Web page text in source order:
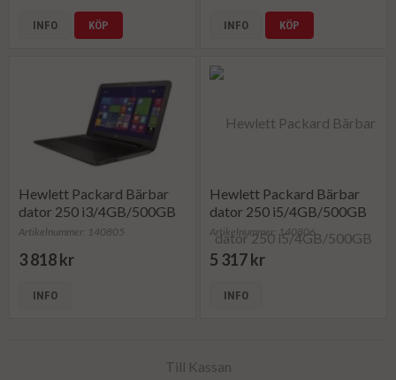
INFO KÖP INFO KÖP
Hewlett Packard Bärbar
dator 250 i3/4GB/500GB
Artikelnummer: 140805
3 818 kr
INFO
Hewlett Packard Bärbar
dator 250 i5/4GB/500GB
Artikelnummer: 140806
5 317 kr
INFO
Till Kassan